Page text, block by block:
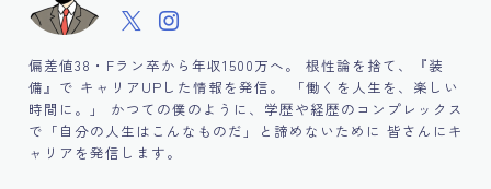
偏差値38・Fラン卒から年収1500万へ。 根性論を捨て、『装
備』で キャリアUPした情報を発信。 「働くを人生を、楽しい
時間に。」 かつての僕のように、学歴や経歴のコンプレックス
で「自分の人生はこんなものだ」と諦めないために 皆さんにキ
ャリアを発信します。